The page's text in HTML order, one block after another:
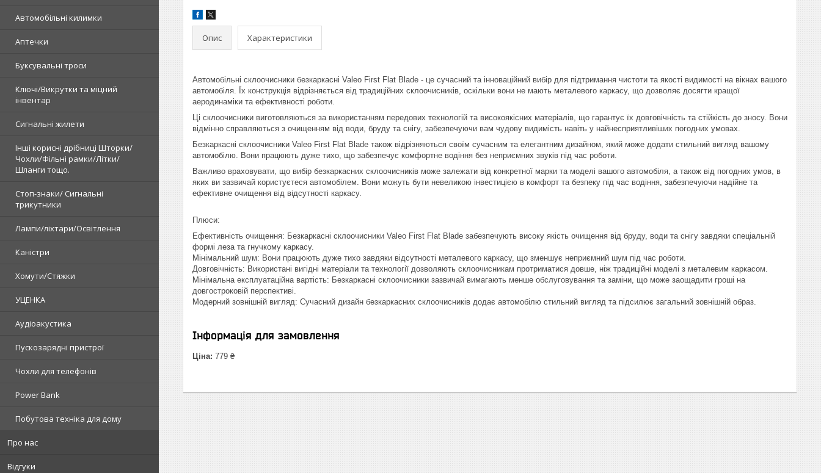
Автомобільні килимки
Аптечки
Буксувальні троси
Ключі/Викрутки та міцний
інвентар
Сигнальні жилети
Інші корисні дрібниці Шторки/
Чохли/Фільні рамки/Літки/
Шланги тощо.
Стоп-знаки/ Сигнальні
трикутники
Лампи/ліхтари/Освітлення
Каністри
Хомути/Стяжки
УЦЕНКА
Аудіоакустика
Пускозарядні пристрої
Чохли для телефонів
Power Bank
Побутова техніка для дому
Про нас
Відгуки
Опис Характеристики
Автомобільні склоочисники безкаркасні Valeo First Flat Blade - це сучасний та інноваційний вибір для підтримання чистоти та якості видимості на вікнах вашого
автомобіля. Їх конструкція відрізняється від традиційних склоочисників, оскільки вони не мають металевого каркасу, що дозволяє досягти кращої
аеродинаміки та ефективності роботи.
Ці склоочисники виготовляються за використанням передових технологій та високоякісних матеріалів, що гарантує їх довговічність та стійкість до зносу. Вони
відмінно справляються з очищенням від води, бруду та снігу, забезпечуючи вам чудову видимість навіть у найнесприятливіших погодних умовах.
Безкаркасні склоочисники Valeo First Flat Blade також відрізняються своїм сучасним та елегантним дизайном, який може додати стильний вигляд вашому
автомобілю. Вони працюють дуже тихо, що забезпечує комфортне водіння без неприємних звуків під час роботи.
Важливо враховувати, що вибір безкаркасних склоочисників може залежати від конкретної марки та моделі вашого автомобіля, а також від погодних умов, в
яких ви зазвичай користуєтеся автомобілем. Вони можуть бути невеликою інвестицією в комфорт та безпеку під час водіння, забезпечуючи надійне та
ефективне очищення від відсутності каркасу.
Плюси:
Ефективність очищення: Безкаркасні склоочисники Valeo First Flat Blade забезпечують високу якість очищення від бруду, води та снігу завдяки спеціальній
формі леза та гнучкому каркасу.
Мінімальний шум: Вони працюють дуже тихо завдяки відсутності металевого каркасу, що зменшує неприємний шум під час роботи.
Довговічність: Використані вигідні матеріали та технології дозволяють склоочисникам протриматися довше, ніж традиційні моделі з металевим каркасом.
Мінімальна експлуатаційна вартість: Безкаркасні склоочисники зазвичай вимагають менше обслуговування та заміни, що може заощадити гроші на
довгостроковій перспективі.
Модерний зовнішній вигляд: Сучасний дизайн безкаркасних склоочисників додає автомобілю стильний вигляд та підсилює загальний зовнішній образ.
Інформація для замовлення
Ціна: 779 ₴